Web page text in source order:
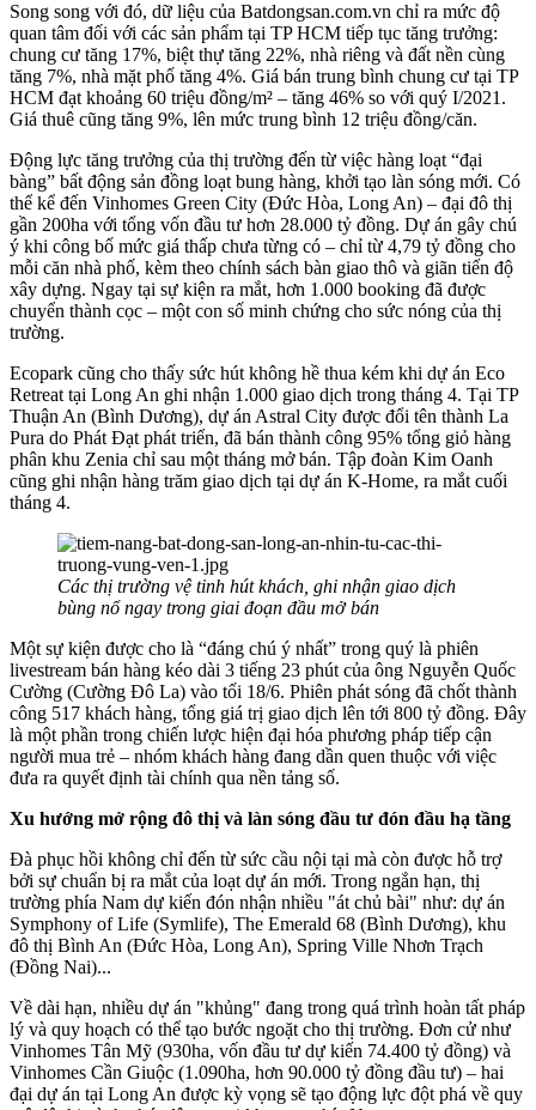
Song song với đó, dữ liệu của Batdongsan.com.vn chỉ ra mức độ
quan tâm đối với các sản phẩm tại TP HCM tiếp tục tăng trưởng:
chung cư tăng 17%, biệt thự tăng 22%, nhà riêng và đất nền cùng
tăng 7%, nhà mặt phố tăng 4%. Giá bán trung bình chung cư tại TP
HCM đạt khoảng 60 triệu đồng/m² – tăng 46% so với quý I/2021.
Giá thuê cũng tăng 9%, lên mức trung bình 12 triệu đồng/căn.
Động lực tăng trưởng của thị trường đến từ việc hàng loạt “đại
bàng” bất động sản đồng loạt bung hàng, khởi tạo làn sóng mới. Có
thể kể đến Vinhomes Green City (Đức Hòa, Long An) – đại đô thị
gần 200ha với tổng vốn đầu tư hơn 28.000 tỷ đồng. Dự án gây chú
ý khi công bố mức giá thấp chưa từng có – chỉ từ 4,79 tỷ đồng cho
mỗi căn nhà phố, kèm theo chính sách bàn giao thô và giãn tiến độ
xây dựng. Ngay tại sự kiện ra mắt, hơn 1.000 booking đã được
chuyển thành cọc – một con số minh chứng cho sức nóng của thị
trường.
Ecopark cũng cho thấy sức hút không hề thua kém khi dự án Eco
Retreat tại Long An ghi nhận 1.000 giao dịch trong tháng 4. Tại TP
Thuận An (Bình Dương), dự án Astral City được đổi tên thành La
Pura do Phát Đạt phát triển, đã bán thành công 95% tổng giỏ hàng
phân khu Zenia chỉ sau một tháng mở bán. Tập đoàn Kim Oanh
cũng ghi nhận hàng trăm giao dịch tại dự án K-Home, ra mắt cuối
tháng 4.
Các thị trường vệ tinh hút khách, ghi nhận giao dịch
bùng nổ ngay trong giai đoạn đầu mở bán
Một sự kiện được cho là “đáng chú ý nhất” trong quý là phiên
livestream bán hàng kéo dài 3 tiếng 23 phút của ông Nguyễn Quốc
Cường (Cường Đô La) vào tối 18/6. Phiên phát sóng đã chốt thành
công 517 khách hàng, tổng giá trị giao dịch lên tới 800 tỷ đồng. Đây
là một phần trong chiến lược hiện đại hóa phương pháp tiếp cận
người mua trẻ – nhóm khách hàng đang dần quen thuộc với việc
đưa ra quyết định tài chính qua nền tảng số.
Xu hướng mở rộng đô thị và làn sóng đầu tư đón đầu hạ tầng
Đà phục hồi không chỉ đến từ sức cầu nội tại mà còn được hỗ trợ
bởi sự chuẩn bị ra mắt của loạt dự án mới. Trong ngắn hạn, thị
trường phía Nam dự kiến đón nhận nhiều "át chủ bài" như: dự án
Symphony of Life (Symlife), The Emerald 68 (Bình Dương), khu
đô thị Bình An (Đức Hòa, Long An), Spring Ville Nhơn Trạch
(Đồng Nai)...
Về dài hạn, nhiều dự án "khủng" đang trong quá trình hoàn tất pháp
lý và quy hoạch có thể tạo bước ngoặt cho thị trường. Đơn cử như
Vinhomes Tân Mỹ (930ha, vốn đầu tư dự kiến 74.400 tỷ đồng) và
Vinhomes Cần Giuộc (1.090ha, hơn 90.000 tỷ đồng đầu tư) – hai
đại dự án tại Long An được kỳ vọng sẽ tạo động lực đột phá về quy